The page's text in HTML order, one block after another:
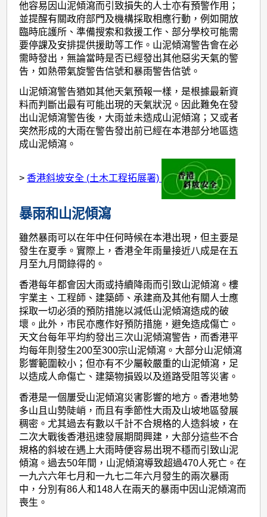
他容易因山泥傾瀉而引致損失的人士亦有預警作用；
並提醒有關政府部門及機構採取相應行動，例如開放
臨時庇護所、準備搜索和救援工作、部分學校可能需
要停課及安排提供援助等工作。山泥傾瀉警告會在必
需時發出，無論當時是否已經發出其他惡劣天氣的警
告，如熱帶氣旋警告信號和暴雨警告信號。
山泥傾瀉警告猶如其他天氣預報一樣，是根據最新資
料而判斷出最有可能出現的天氣狀況。因此難免在發
出山泥傾瀉警告後，大雨並未造成山泥傾瀉；又或者
突然形成的大雨在警告發出前已經在本港部分地區造
成山泥傾瀉。
>香港斜坡安全 (土木工程拓展署)
暴雨和山泥傾瀉
雖然暴雨可以在年中任何時候在本港出現，但主要是
發生在夏季。實際上，香港全年雨量接近八成是在五
月至九月間錄得的。
香港每年都會因大雨或持續降雨而引致山泥傾瀉。樓
宇業主、工程師、建築師、承建商及其他有關人士應
採取一切必須的預防措施以減低山泥傾瀉造成的破
壞。此外，市民亦應作好預防措施，避免造成傷亡。
天文台每年平均約發出三次山泥傾瀉警告，而香港平
均每年則發生200至300宗山泥傾瀉。大部分山泥傾瀉
影響範圍較小；但亦有不少屬較嚴重的山泥傾瀉，足
以造成人命傷亡、建築物損毀以及道路受阻等災害。
香港是一個屢受山泥傾瀉災害影響的地方。香港地勢
多山且山勢陡峭，而且有季節性大雨及山坡地區發展
稠密。尤其過去有數以千計不合規格的人造斜坡，在
二次大戰後香港迅速發展期間興建，大部分這些不合
規格的斜坡在遇上大雨時便容易出現不穩而引致山泥
傾瀉。過去50年間，山泥傾瀉導致超過470人死亡。在
一九六六年七月和一九七二年六月發生的兩次暴雨
中，分別有86人和148人在兩天的暴雨中因山泥傾瀉而
喪生。